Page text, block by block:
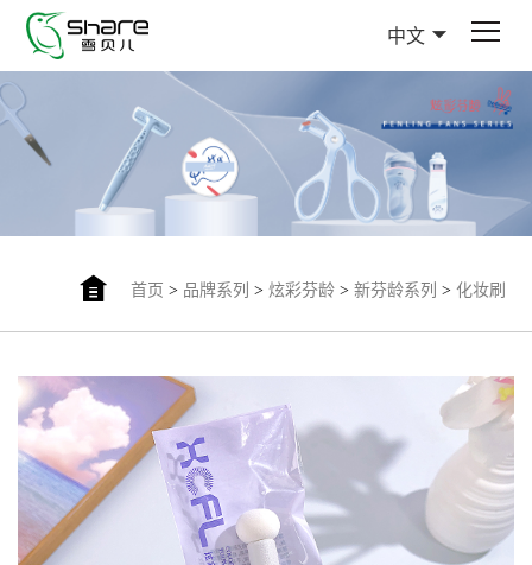
中文
首页 > 品牌系列 > 炫彩芬龄> 新芬龄系列 > 化妆刷